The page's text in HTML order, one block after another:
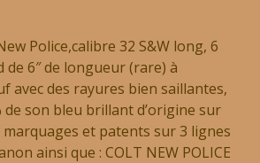
Police,calibre 32 S&W long, 6
de 6″ de longueur (rare) à
avec des rayures bien saillantes,
de son bleu brillant d’origine sur
marquages et patents sur 3 lignes
ainsi que : COLT NEW POLICE